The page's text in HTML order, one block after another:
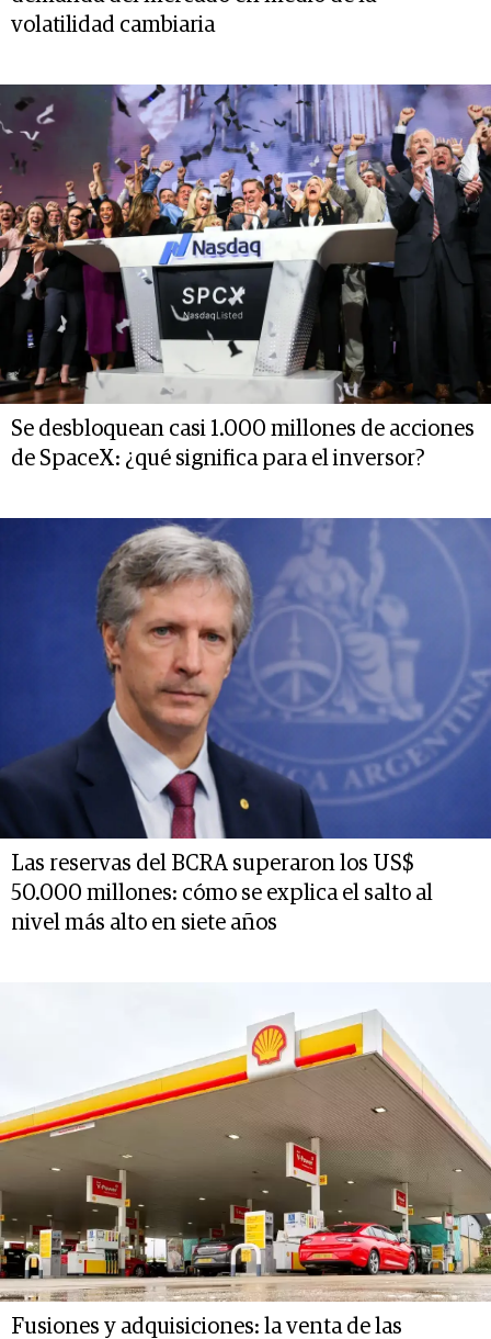
volatilidad cambiaria
Se desbloquean casi 1.000 millones de acciones
de SpaceX: ¿qué significa para el inversor?
Las reservas del BCRA superaron los US$
50.000 millones: cómo se explica el salto al
nivel más alto en siete años
Fusiones y adquisiciones: la venta de las